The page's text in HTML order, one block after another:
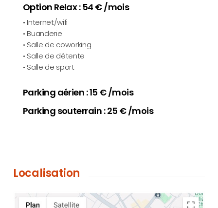
Option Relax : 54 € /mois
• Internet/wifi
• Buanderie
• Salle de coworking
• Salle de détente
• Salle de sport
Parking aérien : 15 € /mois
Parking souterrain : 25 € /mois
Localisation